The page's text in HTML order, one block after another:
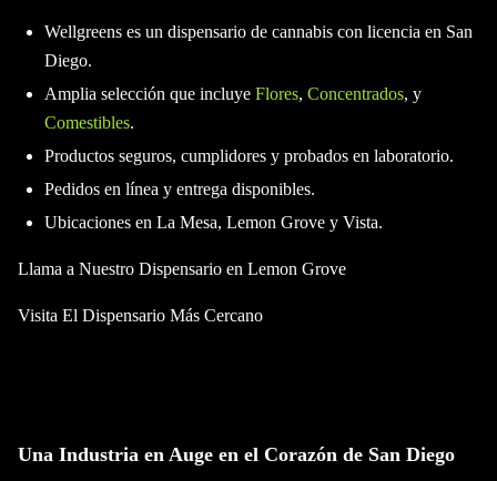
Wellgreens es un dispensario de cannabis con licencia en San
Diego.
Amplia selección que incluye Flores, Concentrados, y
Comestibles.
Productos seguros, cumplidores y probados en laboratorio.
Pedidos en línea y entrega disponibles.
Ubicaciones en La Mesa, Lemon Grove y Vista.
Llama a Nuestro Dispensario en Lemon Grove
Visita El Dispensario Más Cercano
Una Industria en Auge en el Corazón de San Diego